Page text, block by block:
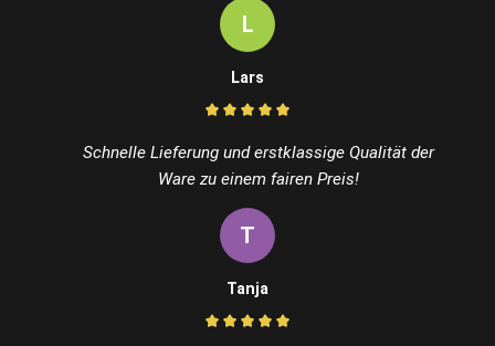
L
Lars
Schnelle Lieferung und erstklassige Qualität der
Ware zu einem fairen Preis!
T
Tanja